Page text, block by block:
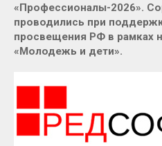
«Профессионалы-2026».
проводились при
просвещения РФ в рамках
«Молодежь и дети».